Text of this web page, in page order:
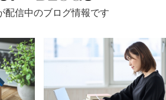
配信中のブログ情報です